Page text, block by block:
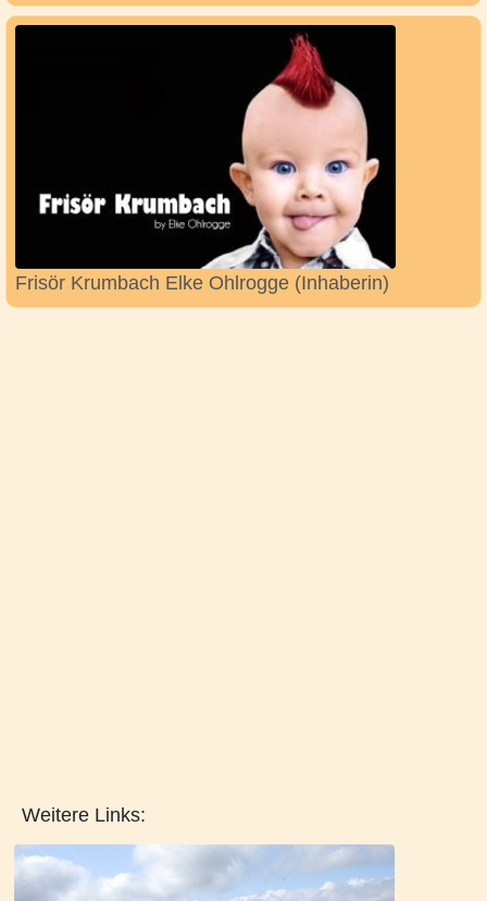
Frisör Krumbach Elke Ohlrogge (Inhaberin)
Weitere Links: